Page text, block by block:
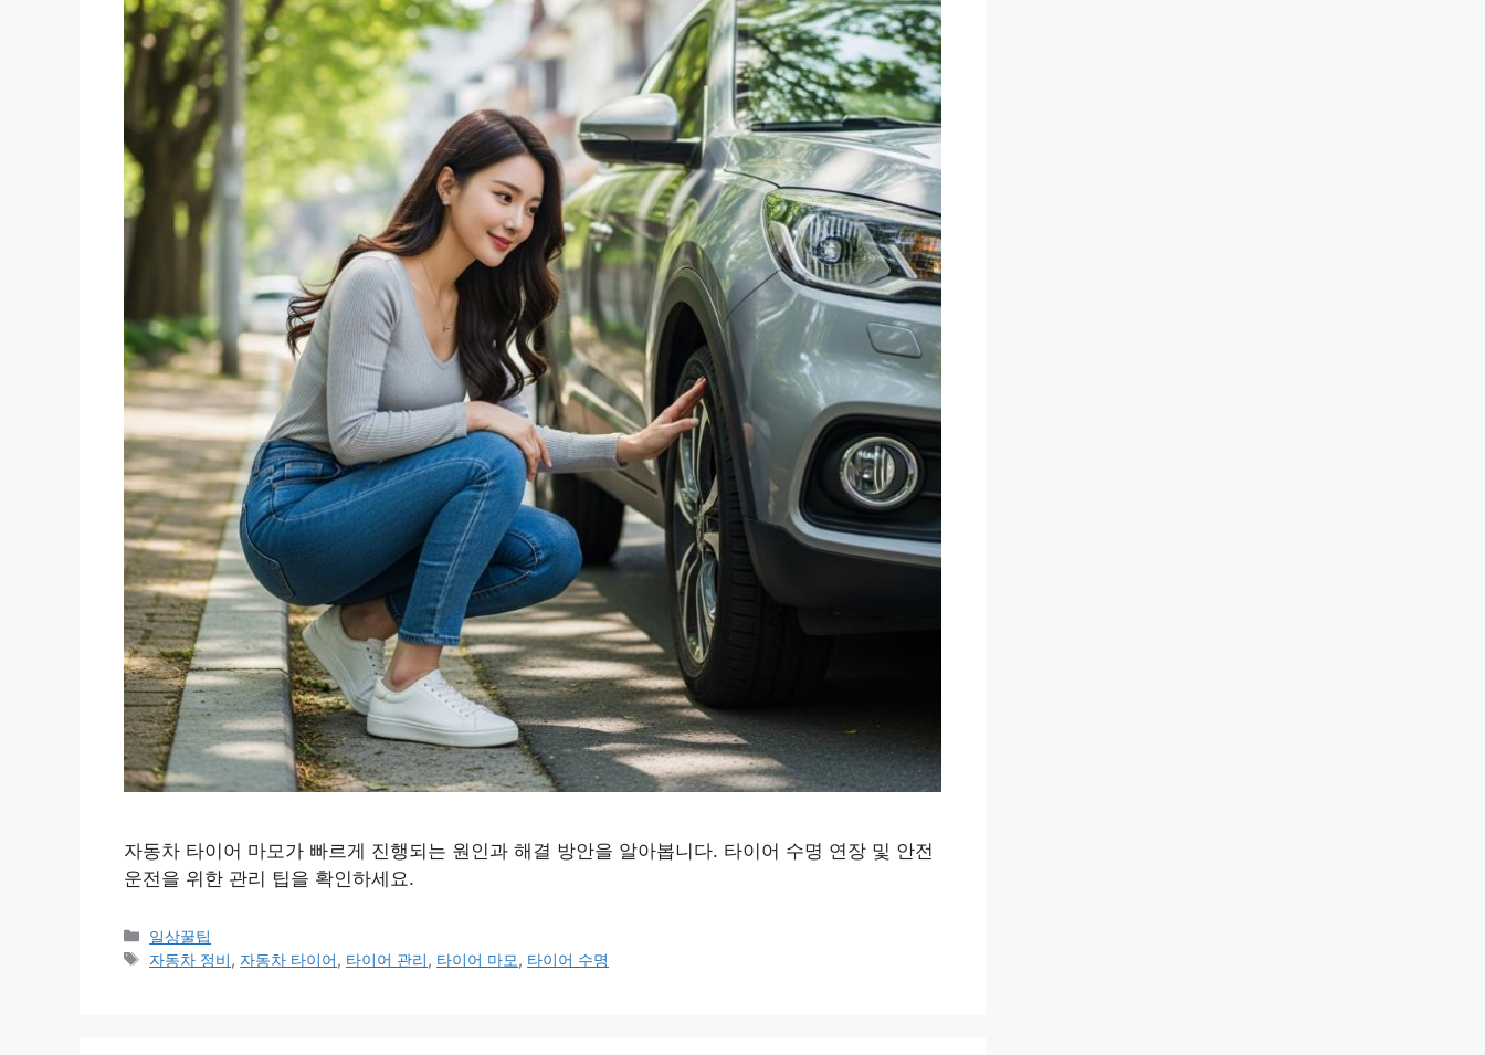
자동차 타이어 마모가 빠르게 진행되는 원인과 해결 방안을 알아봅니다. 타이어 수명 연장 및 안전
운전을 위한 관리 팁을 확인하세요.
카
테
일상꿀팁
태
자동차 정비, 자동차 타이어, 타이어 관리, 타이어 마모, 타이어 수명